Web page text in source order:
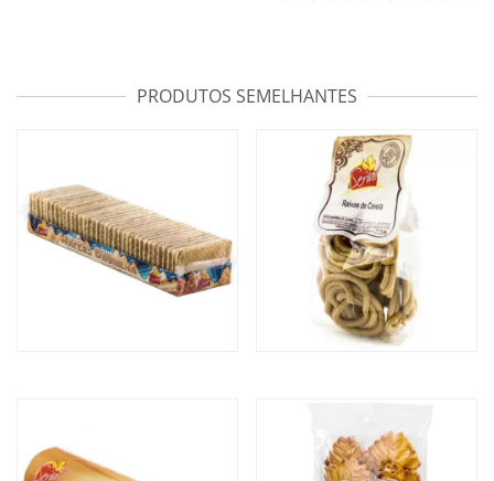
PRODUTOS SEMELHANTES